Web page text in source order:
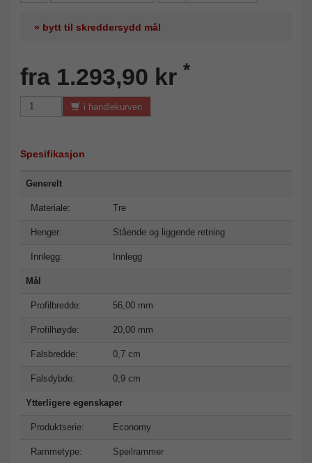
» bytt til skreddersydd mål
fra 1.293,90 kr *
i handlekurven
Spesifikasjon
Generelt
Materiale: Tre
Henger: Stående og liggende retning
Innlegg: Innlegg
Mål
Profilbredde: 56,00 mm
Profilhøyde: 20,00 mm
Falsbredde: 0,7 cm
Falsdybde: 0,9 cm
Ytterligere egenskaper
Produktserie: Economy
Rammetype: Speilrammer